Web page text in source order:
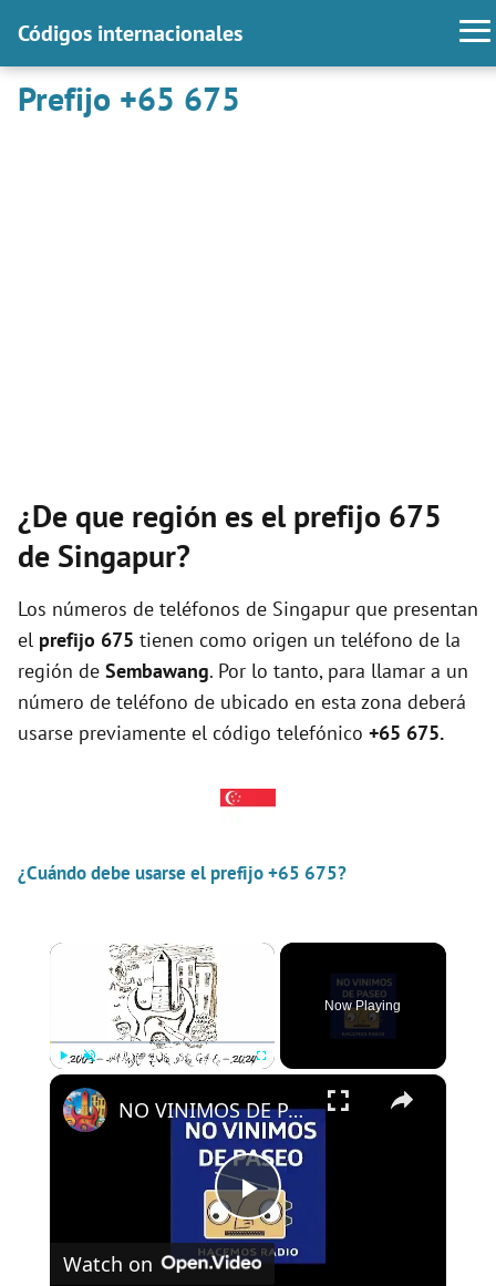
Códigos internacionales
Prefijo +65 675
¿De que región es el prefijo 675
de Singapur?
Los números de teléfonos de Singapur que presentan
el prefijo 675 tienen como origen un teléfono de la
región de Sembawang. Por lo tanto, para llamar a un
número de teléfono de ubicado en esta zona deberá
usarse previamente el código telefónico +65 675.
¿Cuándo debe usarse el prefijo +65 675?
×
Now Playing
×
P
NO VINIMOS DE PASEO - PROGRAMA 109 - 01/08/2024
Watch on